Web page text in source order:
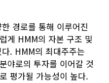
경로를 통해 이루어진
게 HMM의 자본 구조 및
. HMM의 최대주주는
야로의 투자를 이어갈 것
평가될 가능성이 높다.